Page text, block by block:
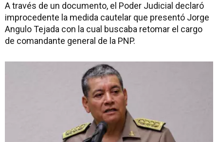
A través de un documento, el Poder Judicial declaró
improcedente la medida cautelar que presentó Jorge
Angulo Tejada con la cual buscaba retomar el cargo
de comandante general de la PNP.